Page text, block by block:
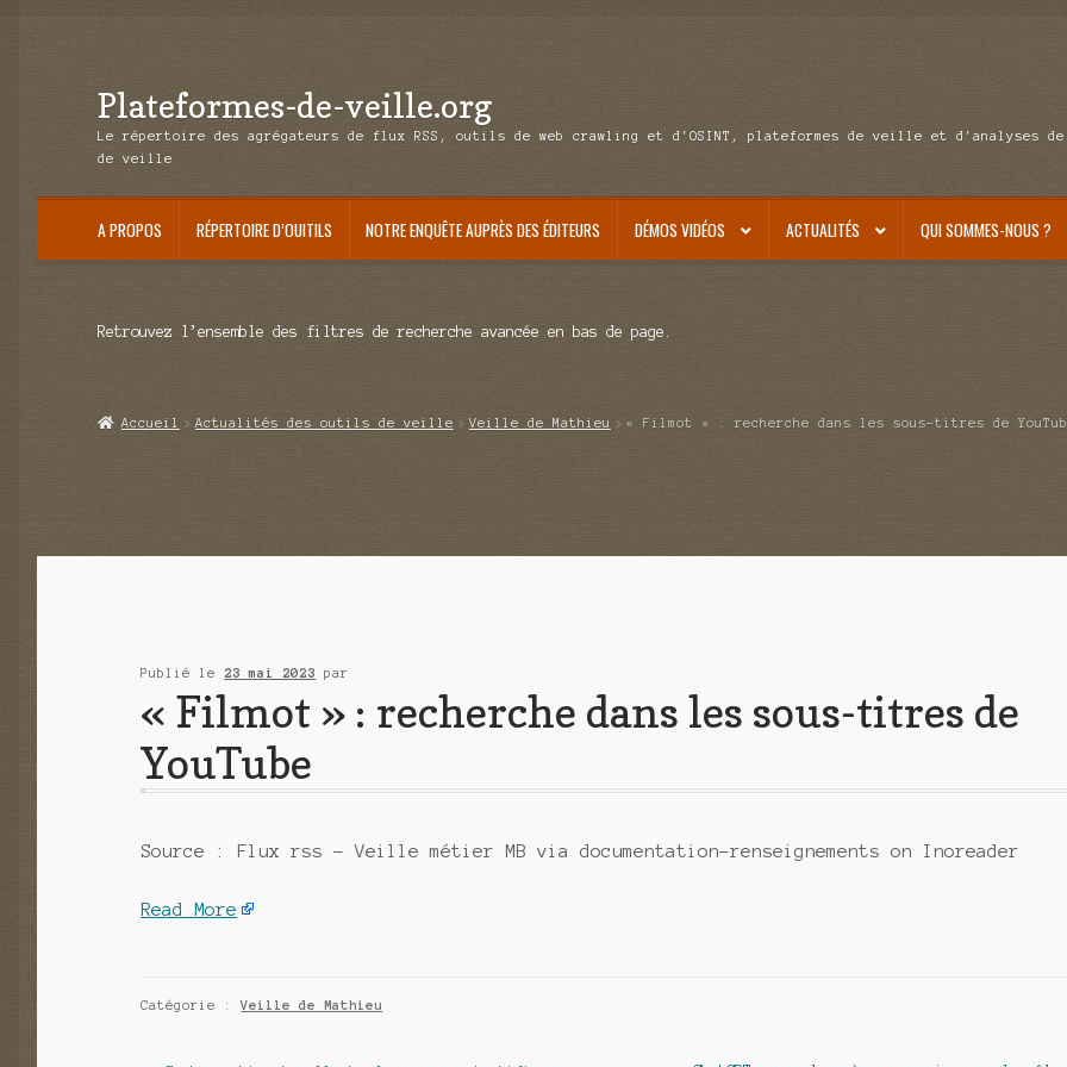
Aller
à
Aller
au
Plateformes-de-veille.org
Le répertoire des agrégateurs de flux RSS, outils de web crawling et d'OSINT, plateformes de veille et d'analyses de
de veille
A PROPOS RÉPERTOIRE D’OUITILS NOTRE ENQUÊTE AUPRÈS DES ÉDITEURS DÉMOS VIDÉOS ACTUALITÉS QUI SOMMES-NOUS ?
Retrouvez l’ensemble des filtres de recherche avancée en bas de page.
Accueil Actualités des outils de veille Veille de Mathieu « Filmot » : recherche dans les sous-titres de
Publié le 23 mai 2023 par
« Filmot » : recherche dans les sous-titres de
YouTube
Source : Flux rss – Veille métier MB via documentation-renseignements on Inoreader
Read More
Catégorie :Veille de Mathieu